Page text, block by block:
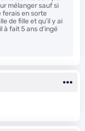
mélanger sauf si
ferais en sorte
de fille et qu’il y ai
fait 5 ans d’ingé